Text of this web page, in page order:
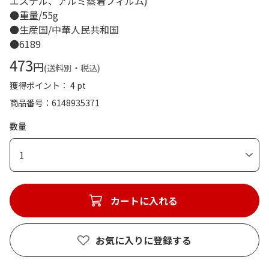
●重量/55g
●生産国/中華人民共和国
●6189
473円(送料別・税込)
獲得ポイント： 4 pt
商品番号
6148935371
数量
1
カートに入れる
お気に入りに登録する